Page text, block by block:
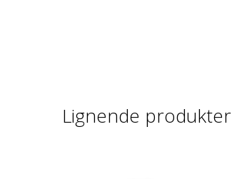
Lignende produkter